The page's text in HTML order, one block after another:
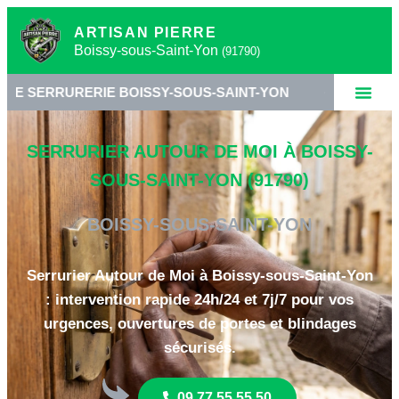
ARTISAN PIERRE
Boissy-sous-Saint-Yon (91790)
BOISSY-SOUS-SAINT-YON • SERRURIER
SERRURIER AUTOUR DE MOI À BOISSY-
SOUS-SAINT-YON (91790)
BOISSY-SOUS-SAINT-YON
Serrurier Autour de Moi à Boissy-sous-Saint-Yon
: intervention rapide 24h/24 et 7j/7 pour vos
urgences, ouvertures de portes et blindages
sécurisés.